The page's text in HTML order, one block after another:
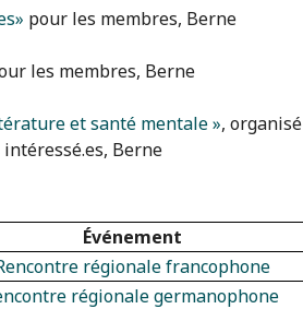
pour les membres, Berne
les membres, Berne
et santé mentale », organisé
Berne
Événement
régionale francophone
régionale germanophone